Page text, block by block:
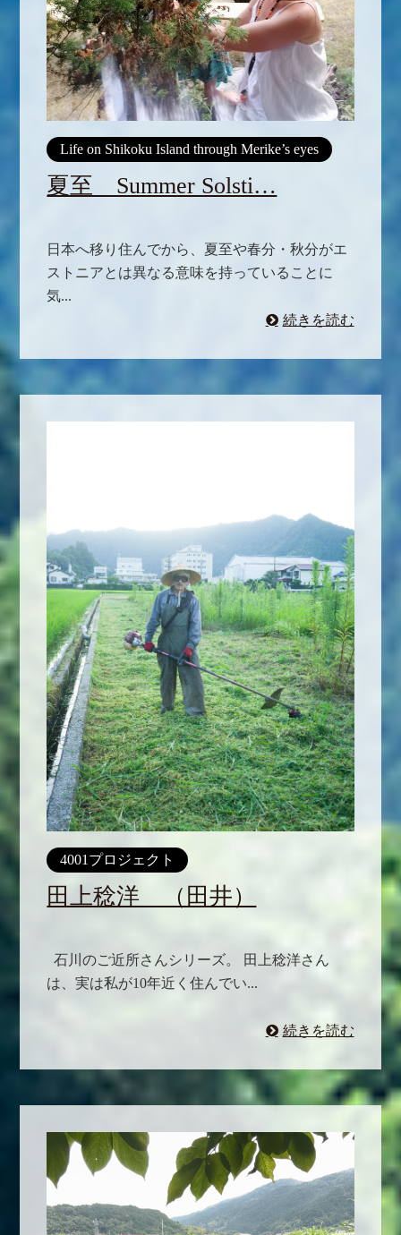
Life on Shikoku Island through Merike’s eyes
夏至 Summer Solsti…
日本へ移り住んでから、夏至や春分・秋分がエ
ストニアとは異なる意味を持っていることに
気...
続きを読む
4001プロジェクト
田上稔洋 （田井）
石川のご近所さんシリーズ。 田上稔洋さん
は、実は私が10年近く住んでい...
続きを読む